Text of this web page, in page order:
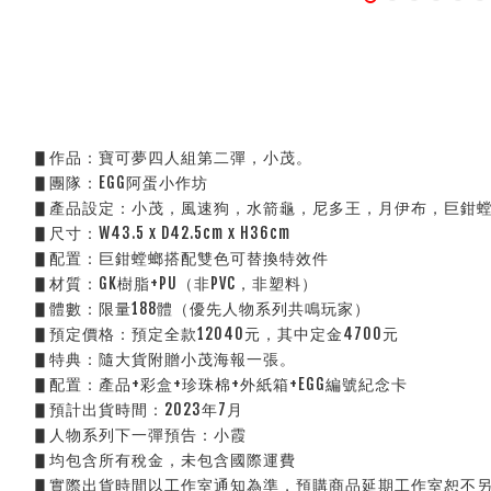
▋作品：寶可夢四人組第二彈，小茂。
▋團隊：EGG阿蛋小作坊
▋產品設定：小茂，風速狗，水箭龜，尼多王，月伊布，巨鉗螳
▋尺寸：W43.5 x D42.5cm x H36cm
▋配置：巨鉗螳螂搭配雙色可替換特效件
▋材質：GK樹脂+PU（非PVC，非塑料）
▋體數：限量188體（優先人物系列共鳴玩家）
▋預定價格：預定全款12040元，其中定金4700元
▋特典：隨大貨附贈小茂海報一張。
▋配置：產品+彩盒+珍珠棉+外紙箱+EGG編號紀念卡
▋預計出貨時間：2023年7月
▋人物系列下一彈預告：小霞
▋均包含所有稅金，未包含國際運費
▋實際出貨時間以工作室通知為準，預購商品延期工作室恕不